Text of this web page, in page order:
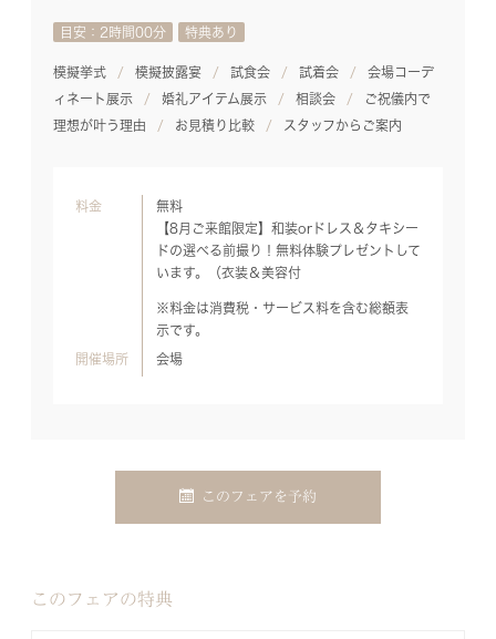
目安：2時間00分 特典あり
模擬挙式 模擬披露宴 試食会 試着会
会場コーデ
ィネート展示
婚礼アイテム展示 相談会
ご祝儀内で
理想が叶う理由
お見積り比較 スタッフからご案内
料金
無料
【8月ご来館限定】和装orドレス＆タキシー
ドの選べる前撮り！無料体験プレゼントして
います。（衣装＆美容付
※料金は消費税・サービス料を含む総額表
示です。
開催場所 会場
このフェアを予約
このフェアの特典